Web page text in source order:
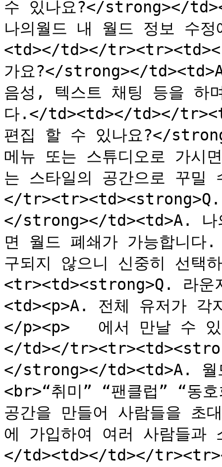
수 있나요?</strong></
나의월드 내 월드 정보 수
<td></td></
가요?</strong></
음성, 텍스트 채팅 등을 하
다.</td><td></td></
편집 할 수 있나요?</
메뉴 또는 스튜디오로 가
는 스타일의 공간으로 꾸
</tr><tr><td><strong>Q.
</strong></td><td>A. 나
면 월드 폐쇄가 가능합니
구되지 않으니 신중히 선
<tr><td><strong>Q. 라운
<td><p>A. 전체 유저가 각
</p><p>   에서 만날 수
</td></
</strong></td><td>A. 월
<br>“취미” “팬클럽” “동
공간을 만들어 사람들을 초
에 가입하여 여러 사람들과
</td><td></td></